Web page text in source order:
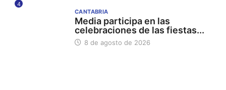
4
CANTABRIA
Media participa en las
celebraciones de las fiestas...
8 de agosto de 2026